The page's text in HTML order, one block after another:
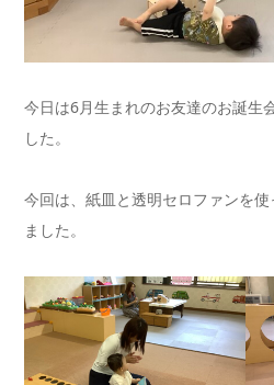
今日は6月生まれのお友達のお誕生
した。
今回は、紙皿と透明セロファンを
ました。